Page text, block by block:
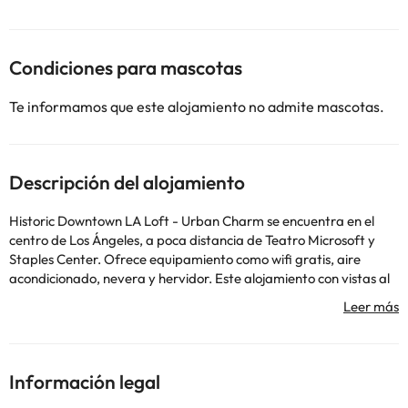
Condiciones para mascotas
Te informamos que este alojamiento no admite mascotas.
Descripción del alojamiento
Historic Downtown LA Loft - Urban Charm se encuentra en el
centro de Los Ángeles, a poca distancia de Teatro Microsoft y
Staples Center. Ofrece equipamiento como wifi gratis, aire
acondicionado, nevera y hervidor. Este alojamiento con vistas al
baño, ropa de cama, toallas, TV de pantalla plana, zona de
bañera de hidromasaje. Estación de tren Union está a 3,1 km del
alojamiento, y Museo de Ciencia de California está a 5,9 km. El
Información legal